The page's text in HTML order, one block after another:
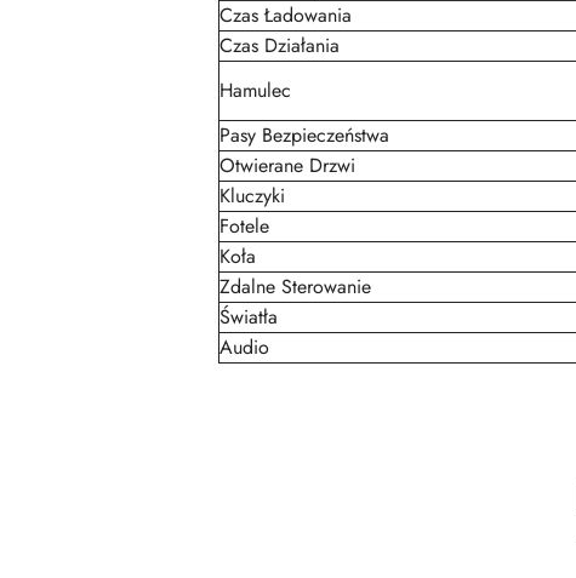
Czas Ładowania
Czas Działania
Hamulec
Pasy Bezpieczeństwa
Otwierane Drzwi
Kluczyki
Fotele
Koła
Zdalne Sterowanie
Światła
Audio